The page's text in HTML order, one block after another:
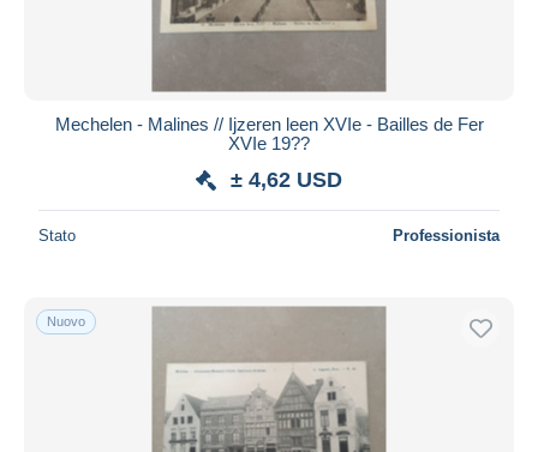
Mechelen - Malines // Ijzeren leen XVIe - Bailles de Fer
XVIe 19??
± 4,62 USD
Stato Professionista
Nuovo